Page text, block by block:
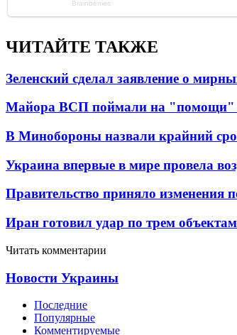
ЧИТАЙТЕ ТАКЖЕ
Зеленский сделал заявление о
Майора ВСП поймали на "помощи"
В Минобороны назвали крайний
Украина впервые в мире провела
Правительство приняло изменения
Иран готовил удар по трем
Читать комментарии
Новости Украины
Последние
Популярные
Комментируемые